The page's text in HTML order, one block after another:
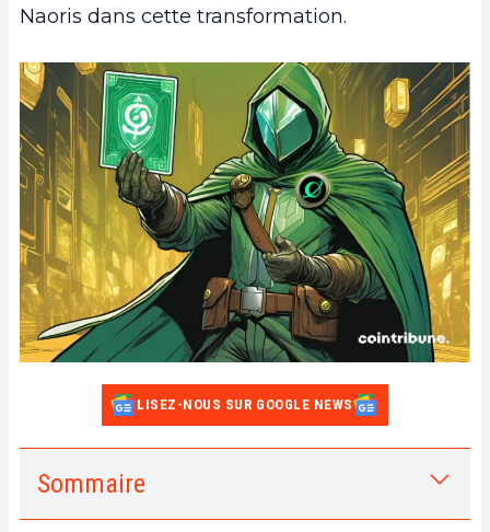
Naoris dans cette transformation.
LISEZ-NOUS SUR GOOGLE NEWS
Sommaire
1. En bref